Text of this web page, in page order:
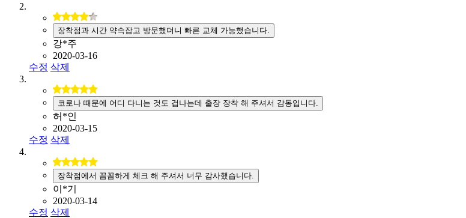
장착점과 시간 약속잡고 방문했더니 빠른 교체 가능했습니다.
강*주
2020-03-16
수정 삭제
코로나 때문에 어디 다니는 것도 겁나는데 출장 장착 해 주셔서 감동입니다.
허*인
2020-03-15
수정 삭제
장착점에서 꼼꼼하게 체크 해 주셔서 너무 감사했습니다.
이*기
2020-03-14
수정 삭제